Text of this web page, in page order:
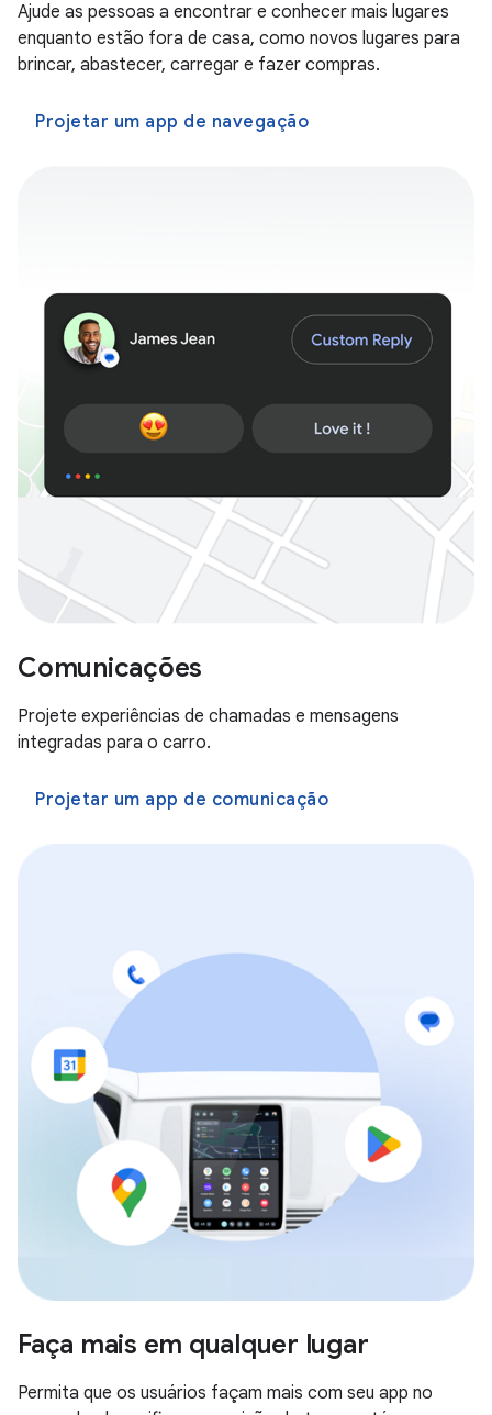
Ajude as pessoas a encontrar e conhecer mais lugares
enquanto estão fora de casa, como novos lugares para
brincar, abastecer, carregar e fazer compras.
Projetar um app de navegação
Comunicações
Projete experiências de chamadas e mensagens
integradas para o carro.
Projetar um app de comunicação
Faça mais em qualquer lugar
Permita que os usuários façam mais com seu app no